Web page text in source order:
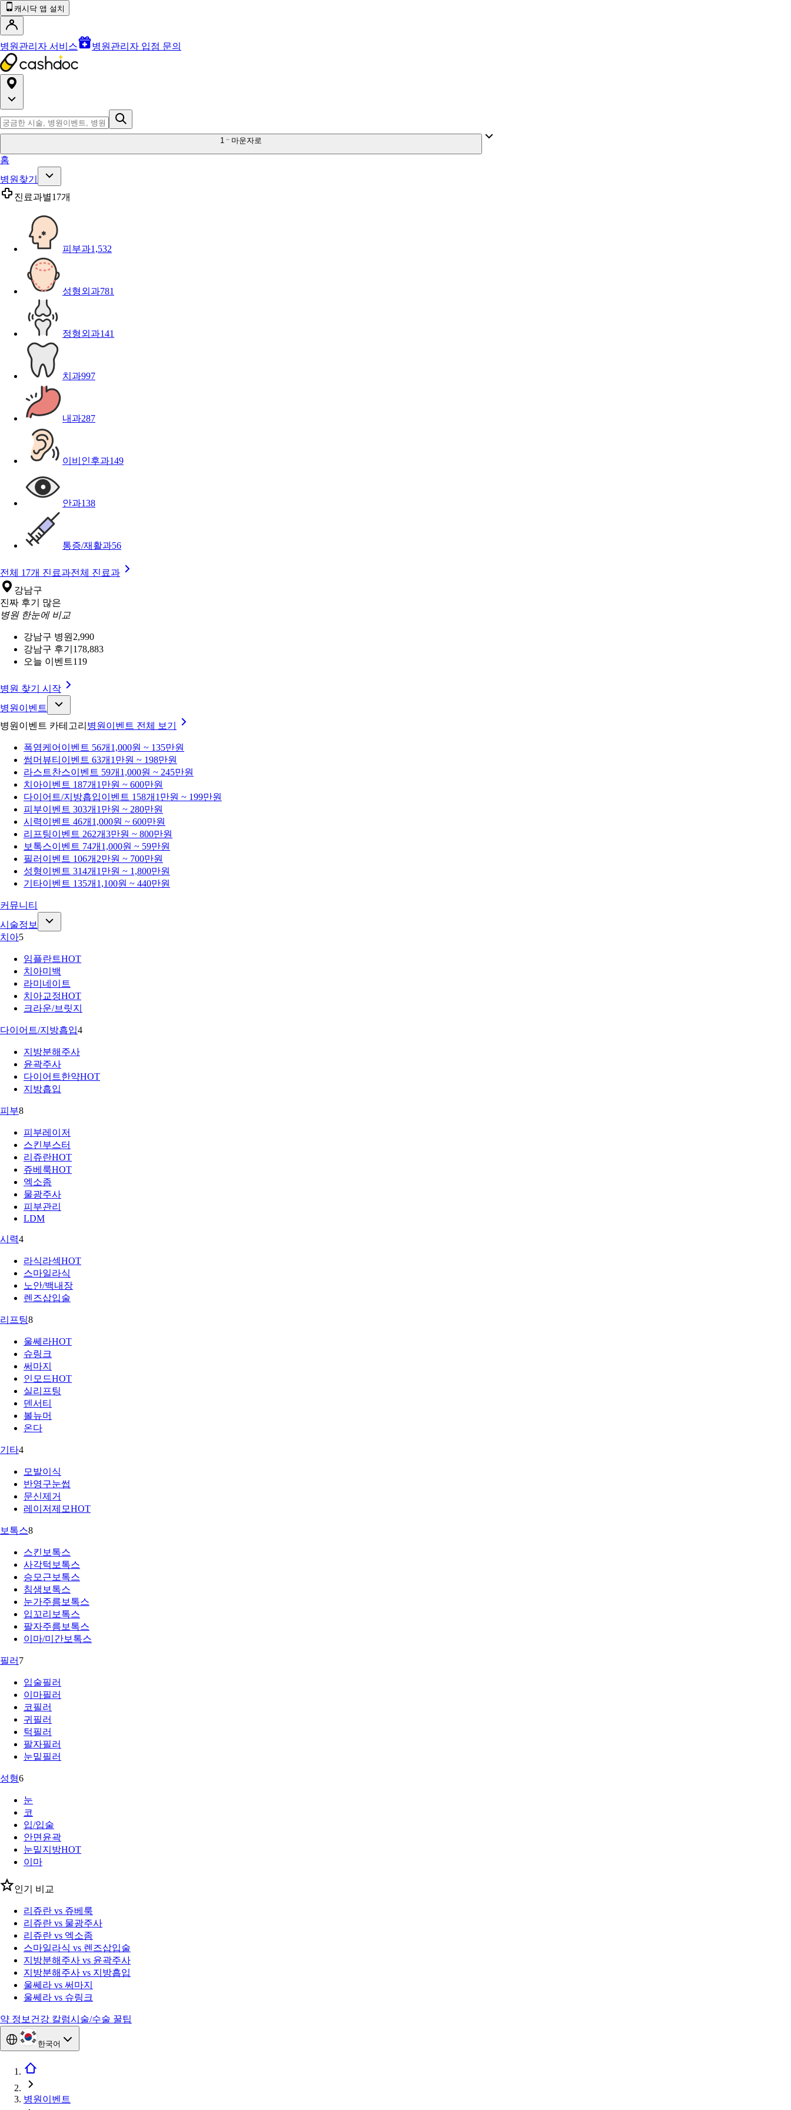
캐시닥 앱 설치
병원관리자 서비스 병원관리자 입점 문의
1 마운자로
홈
병원찾기
진료과별17개
피부과1,532
성형외과781
정형외과141
치과997
내과287
이비인후과149
안과138
통증/재활과56
전체 17개 진료과전체 진료과
강남구
진짜 후기 많은
병원 한눈에 비교
강남구 병원 2,990
강남구 후기 178,883
오늘 이벤트119
병원 찾기 시작
병원이벤트
병원이벤트 카테고리 병원이벤트 전체 보기
폭염케어 이벤트 56개 1,000원 ~ 135만원
썸머뷰티 이벤트 63개 1만원 ~ 198만원
라스트찬스이벤트 59개 1,000원 ~ 245만원
치아이벤트 187개 1만원 ~ 600만원
다이어트/지방흡입이벤트 158개 1만원 ~ 199만원
피부이벤트 303개 1만원 ~ 280만원
시력이벤트 46개 1,000원 ~ 600만원
리프팅이벤트 262개3만원 ~ 800만원
보톡스이벤트 74개 1,000원 ~ 59만원
필러 이벤트 106개 2만원 ~ 700만원
성형이벤트 314개 1만원 ~ 1,800만원
기타이벤트 135개 1,100원 ~ 440만원
커뮤니티
시술정보
치아5
임플란트HOT
치아미백
라미네이트
치아교정HOT
크라운/브릿지
다이어트/지방흡입4
지방분해주사
윤곽주사
다이어트한약HOT
지방흡입
피부8
피부레이저
스킨부스터
리쥬란HOT
쥬베룩HOT
엑소좀
물광주사
피부관리
LDM
시력4
라식라섹HOT
스마일라식
노안/백내장
렌즈삽입술
리프팅8
울쎄라HOT
슈링크
써마지
인모드HOT
실리프팅
덴서티
볼뉴머
온다
기타4
모발이식
반영구눈썹
문신제거
레이저제모HOT
보톡스8
스킨보톡스
사각턱보톡스
승모근보톡스
침샘보톡스
눈가주름보톡스
입꼬리보톡스
팔자주름보톡스
이마/미간보톡스
필러 7
입술필러
이마필러
코필러
귀필러
턱필러
팔자필러
눈밑필러
성형6
눈
코
입/입술
안면윤곽
눈밑지방HOT
이마
인기 비교
리쥬란 vs 쥬베룩
리쥬란 vs 물광주사
리쥬란 vs 엑소좀
스마일라식 vs 렌즈삽입술
지방분해주사 vs 윤곽주사
지방분해주사 vs 지방흡입
울쎄라 vs 써마지
울쎄라 vs 슈링크
약 정보 건강 칼럼시술/수술 꿀팁
한국어
병원이벤트